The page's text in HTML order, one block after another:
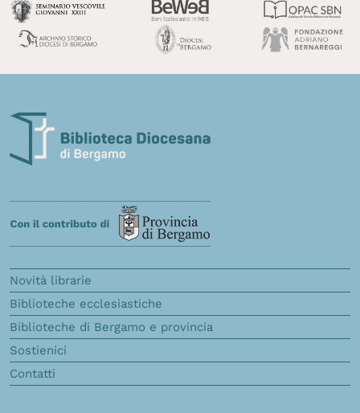
Novità librarie
Biblioteche ecclesiastiche
Biblioteche di Bergamo e provincia
Sostienici
Contatti